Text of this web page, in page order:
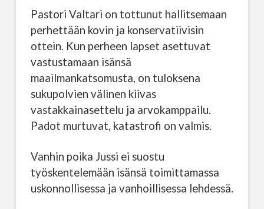
Pastori Valtari on tottunut hallitsemaan
perhettään kovin ja konservatiivisin
ottein. Kun perheen lapset asettuvat
vastustamaan isänsä
maailmankatsomusta, on tuloksena
sukupolvien välinen kiivas
vastakkainasettelu ja arvokamppailu.
Padot murtuvat, katastrofi on valmis.
Vanhin poika Jussi ei suostu
työskentelemään isänsä toimittamassa
uskonnollisessa ja vanhoillisessa lehdessä.